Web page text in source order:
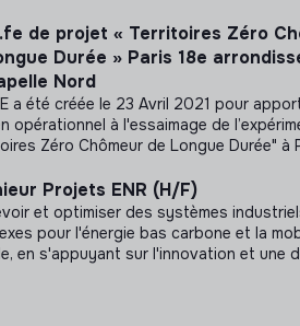
de projet « Territoires Zéro
Durée » Paris 18e
Nord
a été créée le 23 Avril 2021 pour
opérationnel à l'essaimage de
Zéro Chômeur de Longue Durée" à
Projets ENR (H/F)
et optimiser des systèmes
pour l'énergie bas carbone et la
en s'appuyant sur l'innovation et une